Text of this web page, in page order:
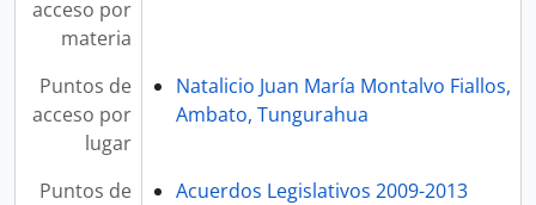
acceso por
materia
Puntos de
acceso por
lugar
Natalicio Juan María Montalvo Fiallos,
Ambato, Tungurahua
Puntos de
Acuerdos Legislativos 2009-2013